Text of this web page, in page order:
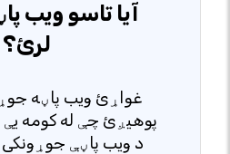
آیا تاسو ویب
لرئ؟
غواړئ ویب پاڼه
پوهیږئ چې له کومه یې
د ویب پاڼې